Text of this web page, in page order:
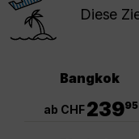
Diese
Bangkok
ab CHF23995